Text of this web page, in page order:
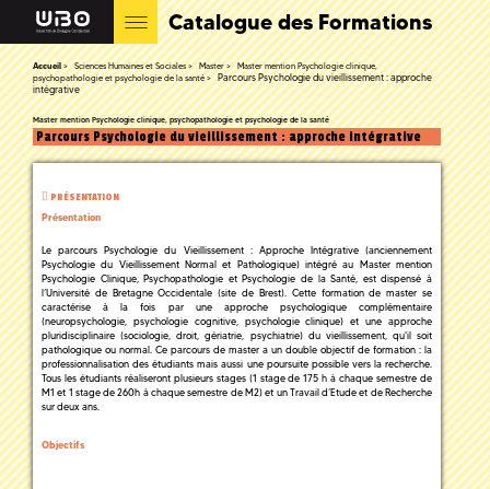
Catalogue des Formations
Accueil Sciences Humaines et Sociales Master
Master mention Psychologie clinique,
psychopathologie et psychologie de la santé
Parcours Psychologie du vieillissement : approche
intégrative
Master mention Psychologie clinique, psychopathologie et psychologie de la santé
Parcours Psychologie du vieillissement : approche intégrative
PRÉSENTATION
Présentation
Le parcours Psychologie du Vieillissement : Approche Intégrative (anciennement
Psychologie du Vieillissement Normal et Pathologique) intégré au Master mention
Psychologie Clinique, Psychopathologie et Psychologie de la Santé, est dispensé à
l’Université de Bretagne Occidentale (site de Brest). Cette formation de master se
caractérise à la fois par une approche psychologique complémentaire
(neuropsychologie, psychologie cognitive, psychologie clinique) et une approche
pluridisciplinaire (sociologie, droit, gériatrie, psychiatrie) du vieillissement, qu'il soit
pathologique ou normal. Ce parcours de master a un double objectif de formation : la
professionnalisation des étudiants mais aussi une poursuite possible vers la recherche.
Tous les étudiants réaliseront plusieurs stages (1 stage de 175 h à chaque semestre de
M1 et 1 stage de 260h à chaque semestre de M2) et un Travail d’Etude et de Recherche
sur deux ans.
Objectifs